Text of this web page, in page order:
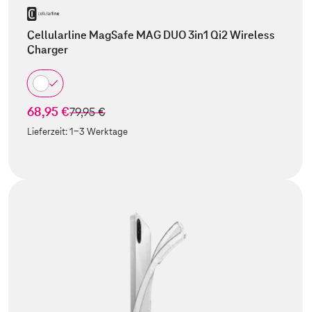
Cellularline MagSafe MAG DUO 3in1 Qi2 Wireless
Charger
68,95 €statt
79,95 €
Lieferzeit:1-3 Werktage